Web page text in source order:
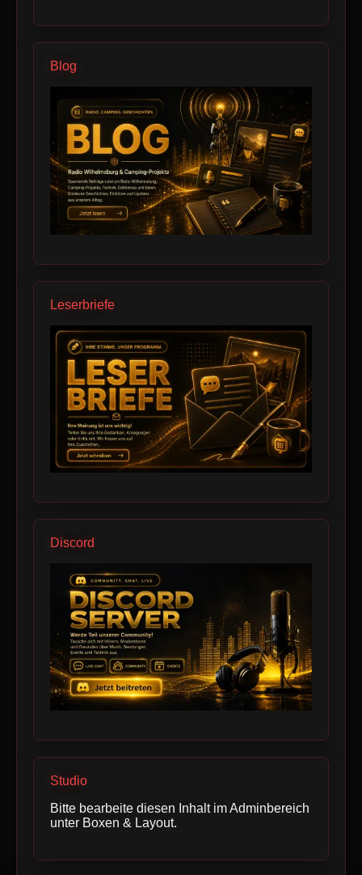
Blog
Leserbriefe
Discord
Studio
Bitte bearbeite diesen Inhalt im Adminbereich
unter Boxen & Layout.